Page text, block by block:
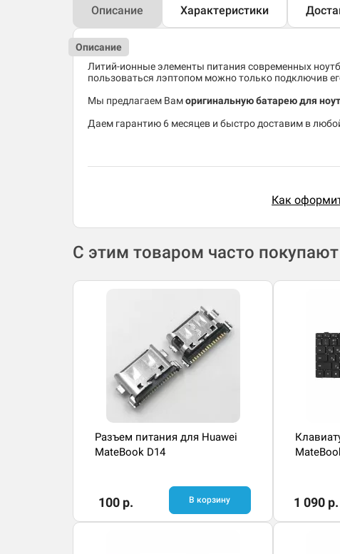
Описание Характеристики
Описание
Литий-ионные элементы питания современных
пользоваться лэптопом можно только подключив
Мы предлагаем Ваморигинальную батарею для
Даем гарантию 6 месяцев и быстро доставим в
Как
С этим товаром часто покупают
Разъем питания для Huawei
MateBook D14
100 р. В корзину 1 090 р.